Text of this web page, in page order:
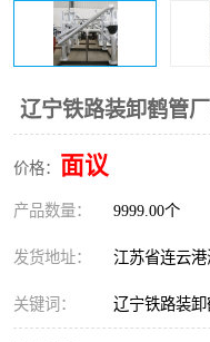
辽宁铁路装卸鹤管
价格： 面议
产品数量： 9999.00个
发货地址： 江苏省连云
关键词： 辽宁铁路装